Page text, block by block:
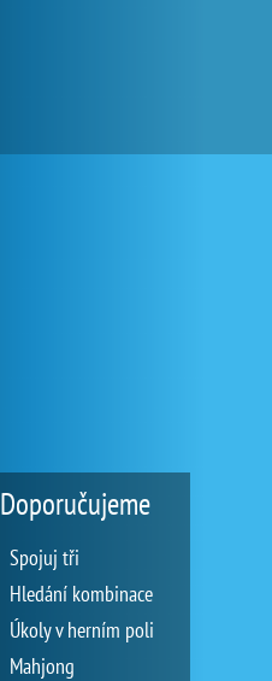
Doporučujeme
Spojuj tři
Hledání kombinace
Úkoly v herním poli
Mahjong